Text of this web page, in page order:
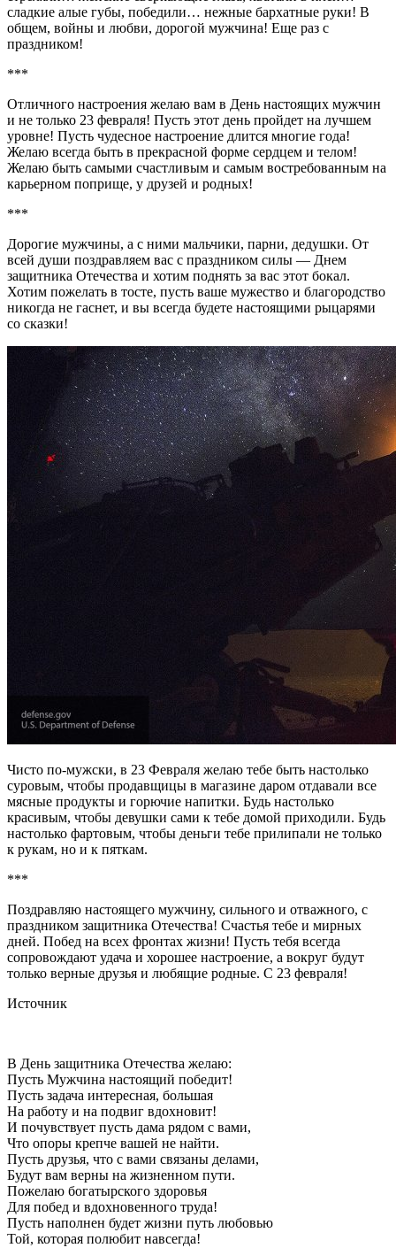
сладкие алые губы, победили… нежные бархатные руки! В
общем, войны и любви, дорогой мужчина! Еще раз с
праздником!
***
Отличного настроения желаю вам в День настоящих мужчин
и не только 23 февраля! Пусть этот день пройдет на лучшем
уровне! Пусть чудесное настроение длится многие года!
Желаю всегда быть в прекрасной форме сердцем и телом!
Желаю быть самыми счастливым и самым востребованным на
карьерном поприще, у друзей и родных!
***
Дорогие мужчины, а с ними мальчики, парни, дедушки. От
всей души поздравляем вас с праздником силы — Днем
защитника Отечества и хотим поднять за вас этот бокал.
Хотим пожелать в тосте, пусть ваше мужество и благородство
никогда не гаснет, и вы всегда будете настоящими рыцарями
со сказки!
Чисто по-мужски, в 23 Февраля желаю тебе быть настолько
суровым, чтобы продавщицы в магазине даром отдавали все
мясные продукты и горючие напитки. Будь настолько
красивым, чтобы девушки сами к тебе домой приходили. Будь
настолько фартовым, чтобы деньги тебе прилипали не только
к рукам, но и к пяткам.
***
Поздравляю настоящего мужчину, сильного и отважного, с
праздником защитника Отечества! Счастья тебе и мирных
дней. Побед на всех фронтах жизни! Пусть тебя всегда
сопровождают удача и хорошее настроение, а вокруг будут
только верные друзья и любящие родные. С 23 февраля!
Источник
В День защитника Отечества желаю:
Пусть Мужчина настоящий победит!
Пусть задача интересная, большая
На работу и на подвиг вдохновит!
И почувствует пусть дама рядом с вами,
Что опоры крепче вашей не найти.
Пусть друзья, что с вами связаны делами,
Будут вам верны на жизненном пути.
Пожелаю богатырского здоровья
Для побед и вдохновенного труда!
Пусть наполнен будет жизни путь любовью
Той, которая полюбит навсегда!